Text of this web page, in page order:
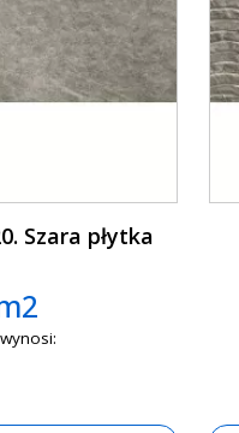
Szara płytka